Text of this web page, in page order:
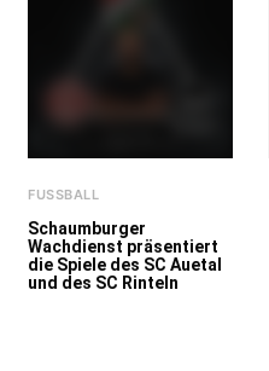
FUSSBALL
Schaumburger
Wachdienst präsentiert
die Spiele des SC Auetal
und des SC Rinteln